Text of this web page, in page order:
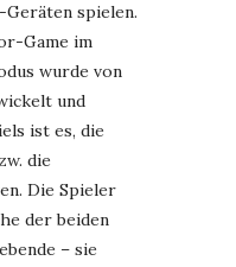
Geräten spielen.
Game im
wurde von
und
ist es, die
die
Die Spieler
der beiden
– sie